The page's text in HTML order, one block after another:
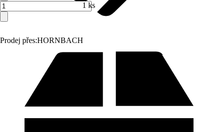
Prodej přes:HORNBACH
1 ks